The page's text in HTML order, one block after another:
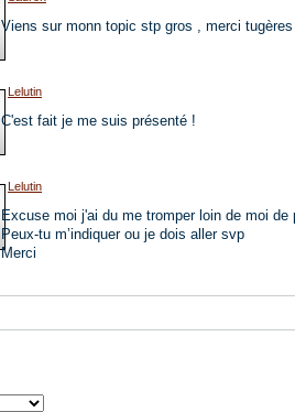
Viens sur monn topic stp gros , merci tugères
Lelutin
C'est fait je me suis présenté !
Lelutin
Excuse moi j'ai du me tromper loin de moi
Peux-tu m’indiquer ou je dois aller svp
Merci